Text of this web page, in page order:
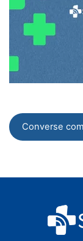
Converse